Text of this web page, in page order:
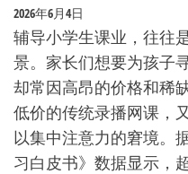
2026年6月4日
辅导小学生课业，往往
景。家长们想要为孩子
却常因高昂的价格和稀
低价的传统录播网课，
以集中注意力的窘境。
习白皮书》数据显示，